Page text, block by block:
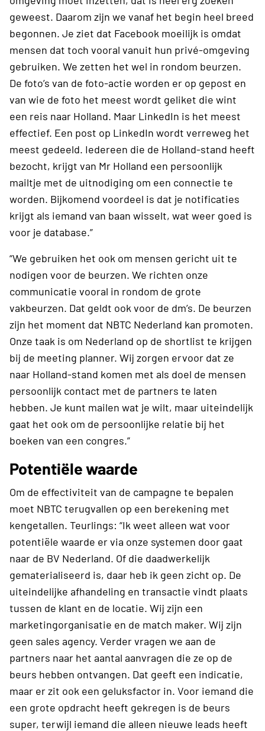
geweest. Daarom zijn we vanaf het begin heel breed
begonnen. Je ziet dat Facebook moeilijk is omdat
mensen dat toch vooral vanuit hun privé-omgeving
gebruiken. We zetten het wel in rondom beurzen.
De foto’s van de foto-actie worden er op gepost en
van wie de foto het meest wordt geliket die wint
een reis naar Holland. Maar LinkedIn is het meest
effectief. Een post op LinkedIn wordt verreweg het
meest gedeeld. Iedereen die de Holland-stand heeft
bezocht, krijgt van Mr Holland een persoonlijk
mailtje met de uitnodiging om een connectie te
worden. Bijkomend voordeel is dat je notificaties
krijgt als iemand van baan wisselt, wat weer goed is
voor je database.”
“We gebruiken het ook om mensen gericht uit te
nodigen voor de beurzen. We richten onze
communicatie vooral in rondom de grote
vakbeurzen. Dat geldt ook voor de dm’s. De beurzen
zijn het moment dat NBTC Nederland kan promoten.
Onze taak is om Nederland op de shortlist te krijgen
bij de meeting planner. Wij zorgen ervoor dat ze
naar Holland-stand komen met als doel de mensen
persoonlijk contact met de partners te laten
hebben. Je kunt mailen wat je wilt, maar uiteindelijk
gaat het ook om de persoonlijke relatie bij het
boeken van een congres.”
Potentiële waarde
Om de effectiviteit van de campagne te bepalen
moet NBTC terugvallen op een berekening met
kengetallen. Teurlings: “Ik weet alleen wat voor
potentiële waarde er via onze systemen door gaat
naar de BV Nederland. Of die daadwerkelijk
gematerialiseerd is, daar heb ik geen zicht op. De
uiteindelijke afhandeling en transactie vindt plaats
tussen de klant en de locatie. Wij zijn een
marketingorganisatie en de match maker. Wij zijn
geen sales agency. Verder vragen we aan de
partners naar het aantal aanvragen die ze op de
beurs hebben ontvangen. Dat geeft een indicatie,
maar er zit ook een geluksfactor in. Voor iemand die
een grote opdracht heeft gekregen is de beurs
super, terwijl iemand die alleen nieuwe leads heeft